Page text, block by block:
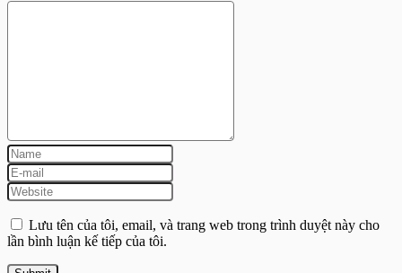
Lưu tên của tôi, email, và trang web trong trình duyệt này cho
lần bình luận kế tiếp của tôi.